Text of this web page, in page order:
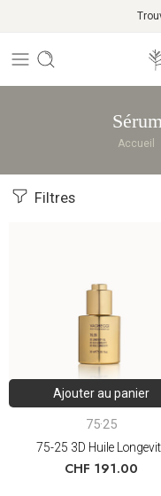
Accueil
Filtres
Ajouter au panier
75·25
75-25 3D Huile
CHF 191.00